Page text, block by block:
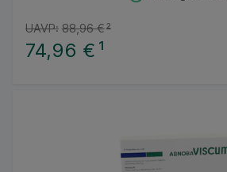
74,96 € ¹
UAVP: 88,96 €²